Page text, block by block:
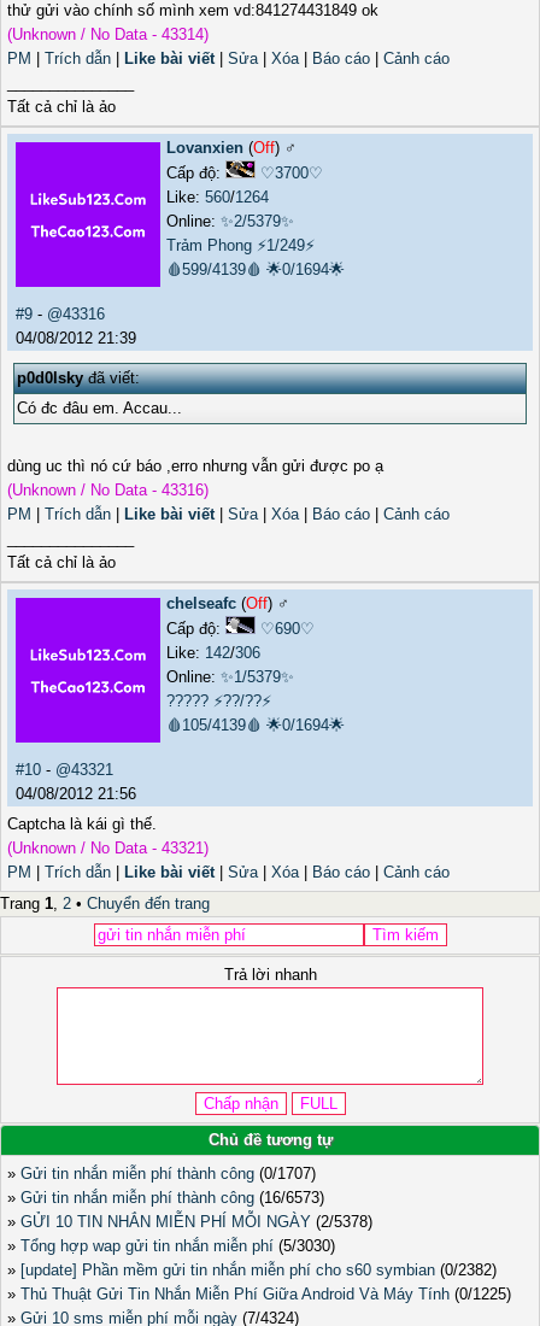
thử gửi vào chính số mình xem vd:841274431849 ok
(Unknown / No Data - 43314)
PM
Trích dẫn Like bài viết| Sửa| Xóa| Báo cáo
Cảnh cáo
Tất cả chỉ là ảo
Lovanxien (Off) ♂️
Cấp độ:
♡3700♡
Like: 560/1264
Online: ✨2/5379✨
Trảm Phong ⚡1/249⚡
🩸599/4139🩸 🌟0/1694🌟
#9 - @43316
04/08/2012 21:39
p0d0lskyđã viết:
Có đc đâu em. Accau...
dùng uc thì nó cứ báo ,erro nhưng vẫn gửi được po ạ
(Unknown / No Data - 43316)
PM
Trích dẫn Like bài viết| Sửa| Xóa| Báo cáo
Cảnh cáo
Tất cả chỉ là ảo
chelseafc (Off) ♂️
Cấp độ:
♡690♡
Like: 142/306
Online: ✨1/5379✨
????? ⚡??/??⚡
🩸105/4139🩸 🌟0/1694🌟
#10 - @43321
04/08/2012 21:56
Captcha là kái gì thế.
(Unknown / No Data - 43321)
PM
Trích dẫn Like bài viết| Sửa| Xóa| Báo cáo
Cảnh cáo
Trang 1, 2 • Chuyển đến trang
Trả lời nhanh
Chủ đề tương tự
» Gửi tin nhắn miễn phí thành công (0/1707)
» Gửi tin nhắn miễn phí thành công (16/6573)
» GỬI 10 TIN NHẮN MIỄN PHÍ MỖI NGÀY (2/5378)
» Tổng hợp wap gửi tin nhắn miễn phí (5/3030)
» [update] Phần mềm gửi tin nhắn miễn phí cho s60 symbian (0/2382)
» Thủ Thuật Gửi Tin Nhắn Miễn Phí Giữa Android Và Máy Tính (0/1225)
» Gửi 10 sms miễn phí mỗi ngày (7/4324)